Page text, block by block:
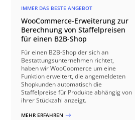
IMMER DAS BESTE ANGEBOT
WooCommerce-Erweiterung zur
Berechnung von Staffelpreisen
für einen B2B-Shop
Für einen B2B-Shop der sich an
Bestattungsunternehmen richtet,
haben wir WooCoomerce um eine
Funktion erweitert, die angemeldeten
Shopkunden automatisch die
Staffelpreise für Produkte abhängig von
ihrer Stückzahl anzeigt.
MEHR ERFAHREN $